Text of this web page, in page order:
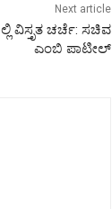
Next article
ವಿಸ್ತೃತ ಚರ್ಚೆ: ಸಚಿವ
ಎಂಬಿ ಪಾಟೀಲ್